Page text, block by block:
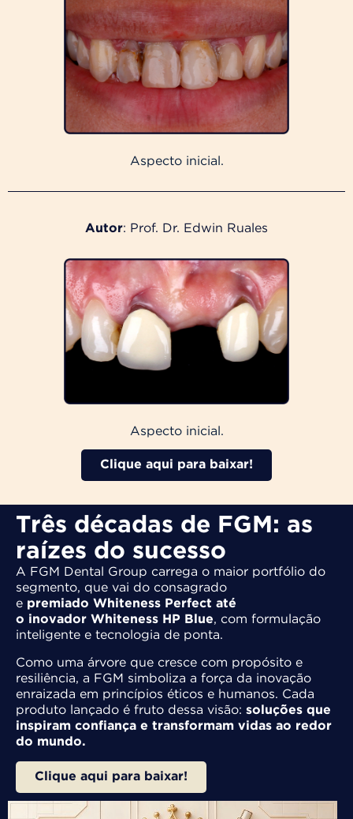
Aspecto inicial.
Autor: Prof. Dr. Edwin Ruales
Aspecto inicial.
Clique aqui para baixar!
Três décadas de FGM: as
raízes do sucesso
A FGM Dental Group carrega o maior portfólio do
segmento, que vai do consagrado
e premiado Whiteness Perfect até
o inovador Whiteness HP Blue, com formulação
inteligente e tecnologia de ponta.​
Como uma árvore que cresce com propósito e
resiliência, a FGM simboliza a força da inovação
enraizada em princípios éticos e humanos. Cada
produto lançado é fruto dessa visão: soluções que
inspiram confiança e transformam vidas ao redor
do mundo.
Clique aqui para baixar!